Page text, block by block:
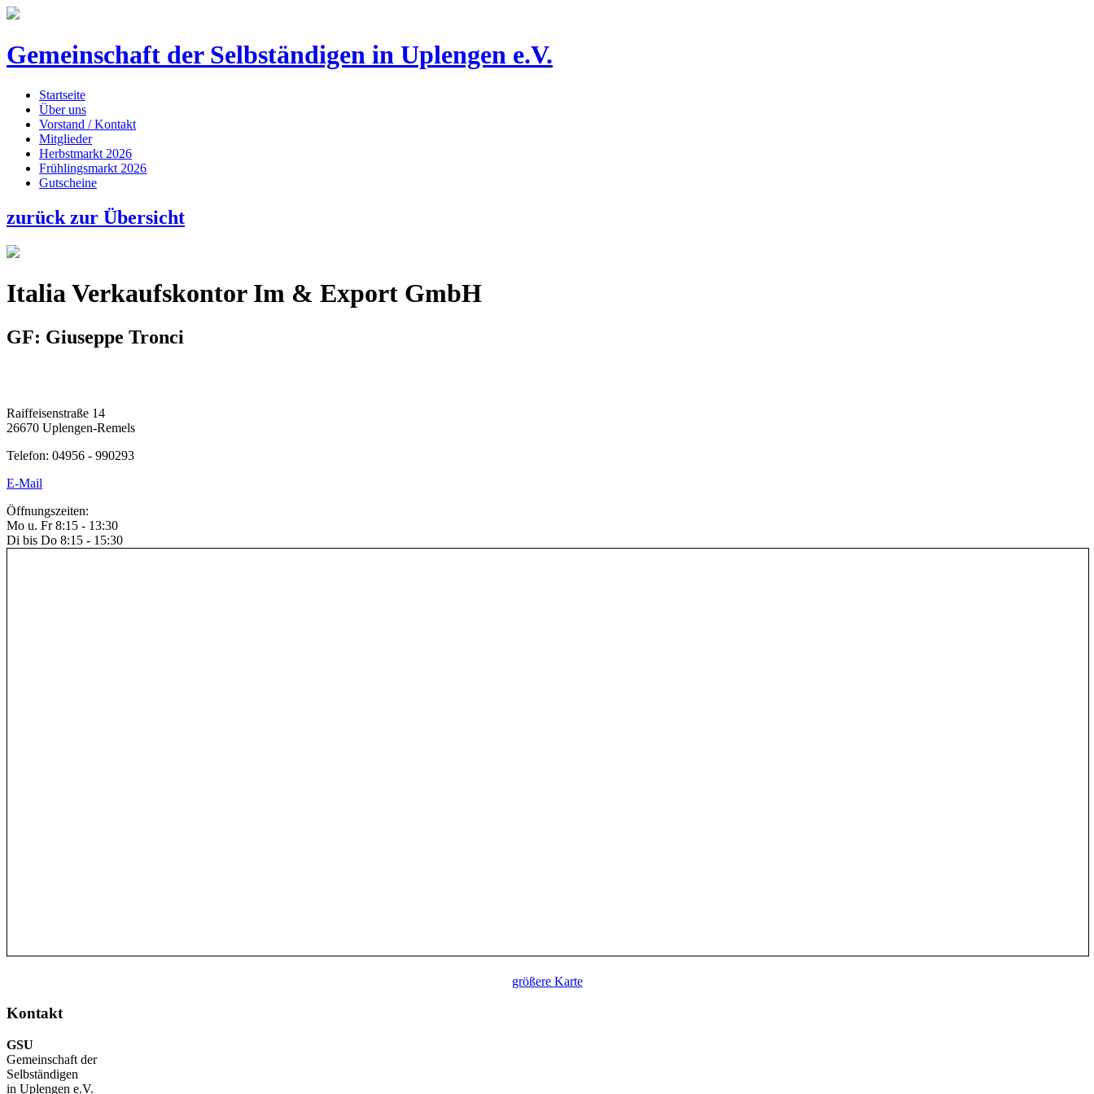
Gemeinschaft der Selbständigen in Uplengen e.V.
Startseite
Über uns
Vorstand / Kontakt
Mitglieder
Herbstmarkt 2026
Frühlingsmarkt 2026
Gutscheine
zurück zur Übersicht
Italia Verkaufskontor Im & Export GmbH
GF: Giuseppe Tronci
Raiffeisenstraße 14
26670 Uplengen-Remels
Telefon: 04956 - 990293
E-Mail
Öffnungszeiten:
Mo u. Fr 8:15 - 13:30
Di bis Do 8:15 - 15:30
größere Karte
Kontakt
GSU
Gemeinschaft der
Selbständigen
in Uplengen e.V.